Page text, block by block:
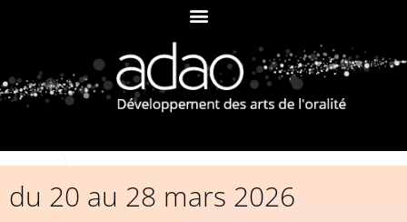
du 20 au 28 mars 2026